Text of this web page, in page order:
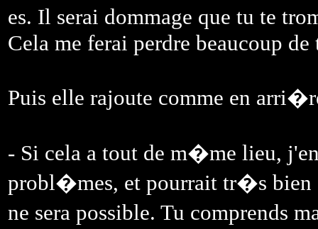
es. Il serai dommage que tu te
Cela me ferai perdre beaucoup de
Puis elle rajoute comme en
- Si cela a tout de m�me lieu,
probl�mes, et pourrait tr�s bien
ne sera possible. Tu comprends